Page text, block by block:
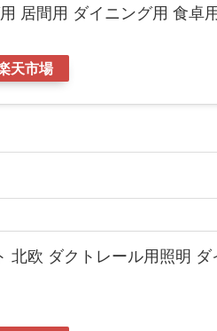
居間用 ダイニング用 食卓
天市場
北欧 ダクトレール用照明